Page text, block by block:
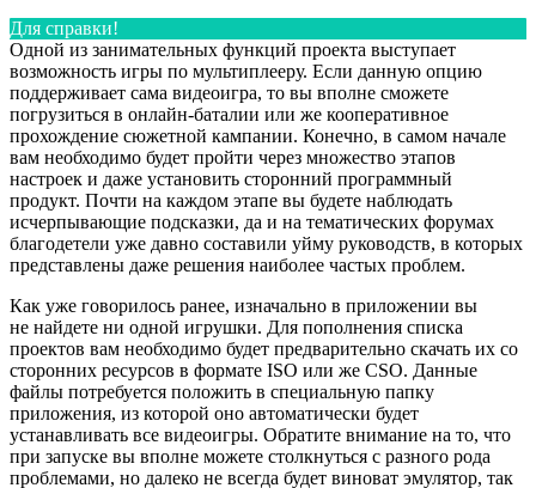
Для справки!
Одной из занимательных функций проекта выступает
возможность игры по мультиплееру. Если данную опцию
поддерживает сама видеоигра, то вы вполне сможете
погрузиться в онлайн-баталии или же кооперативное
прохождение сюжетной кампании. Конечно, в самом начале
вам необходимо будет пройти через множество этапов
настроек и даже установить сторонний программный
продукт. Почти на каждом этапе вы будете наблюдать
исчерпывающие подсказки, да и на тематических форумах
благодетели уже давно составили уйму руководств, в которых
представлены даже решения наиболее частых проблем.
Как уже говорилось ранее, изначально в приложении вы
не найдете ни одной игрушки. Для пополнения списка
проектов вам необходимо будет предварительно скачать их со
сторонних ресурсов в формате ISO или же CSO. Данные
файлы потребуется положить в специальную папку
приложения, из которой оно автоматически будет
устанавливать все видеоигры. Обратите внимание на то, что
при запуске вы вполне можете столкнуться с разного рода
проблемами, но далеко не всегда будет виноват эмулятор, так